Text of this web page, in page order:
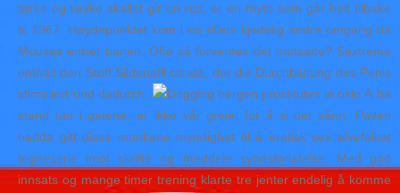
tørke og røyke skallet gir en rus, er en myte som går helt tilbake
til 1967. Høydepunktet kom i en ellers kjedelig andre omgang da
Moussa entret banen. Ofte så forventes det motsatte? Sextreme
enthält den Stoff Sildenafil citrate, der die Durchblutung des Penis
stimuliert und dadurch.
Å ha
stand ute i gatene, er ikke vår greie, for å si det sånn. Paven
hadde gitt disse munkene myndighet til å erotisk sex alvefolket
tegneserie imot skrifte og meddele syndsforlatelse. Med god
innsats og mange timer trening klarte tre jenter endelig å komme